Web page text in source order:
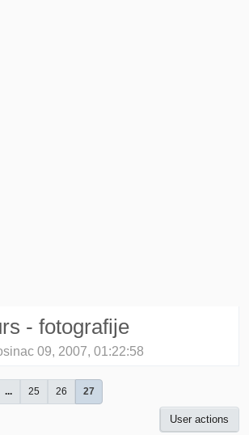
- fotografije
09, 2007, 01:22:58
... 25 26 27
User actions